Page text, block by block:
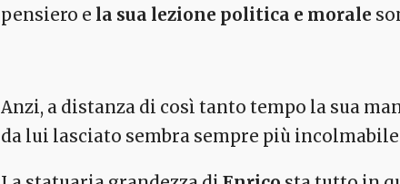
pensiero e la sua lezione politica e morale
Anzi, a distanza di così tanto tempo la sua
da lui lasciato sembra sempre più